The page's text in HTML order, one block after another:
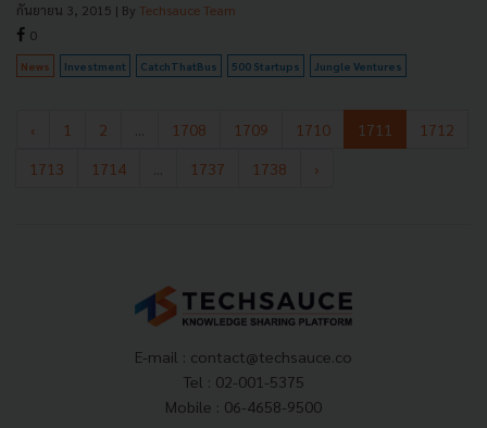
กันยายน 3, 2015 | By Techsauce Team
0
News Investment CatchThatBus 500 Startups Jungle Ventures
‹ 1 2 1708 1709 1710 1711
1712
1713
1714 1737 1738 ›
E-mail : contact@techsauce.co
Tel : 02-001-5375
Mobile : 06-4658-9500